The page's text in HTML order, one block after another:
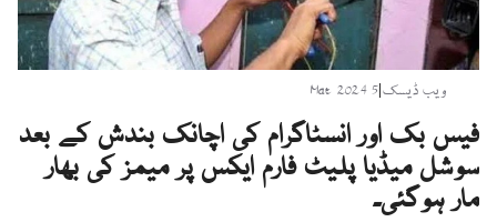
ویب ڈیسک 5 Mar 2024
فیس بک اور انسٹاگرام کی اچانک بندش کے بعد
سوشل میڈیا پلیٹ فارم ایکس پر میمز کی بھار
مار ہوگئی۔